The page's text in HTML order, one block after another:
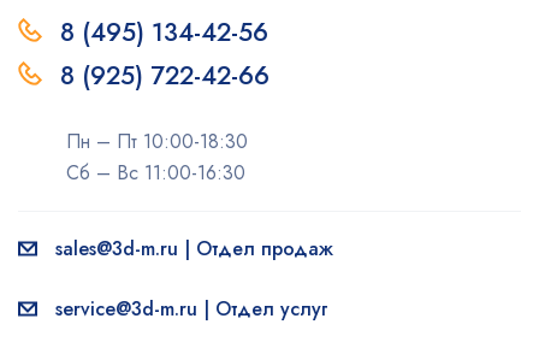
8 (495) 134-42-56
8 (925) 722-42-66
Пн – Пт 10:00-18:30
Сб – Вс 11:00-16:30
sales@3d-m.ru | Отдел продаж
service@3d-m.ru | Отдел услуг